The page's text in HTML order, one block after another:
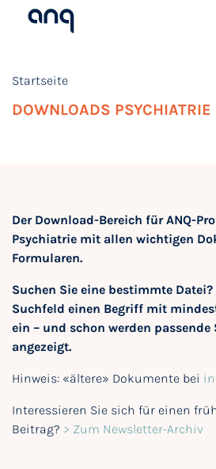
Startseite
DOWNLOADS PSYCHIATRIE
Der Download-Bereich für ANQ-
Psychiatrie mit allen wichtigen
Formularen.
Suchen Sie eine bestimmte Datei?
Suchfeld einen Begriff mit
ein – und schon werden passende
angezeigt.
Hinweis: «ältere» Dokumente bei
Interessieren Sie sich für einen
Beitrag? > Zum Newsletter-Archiv